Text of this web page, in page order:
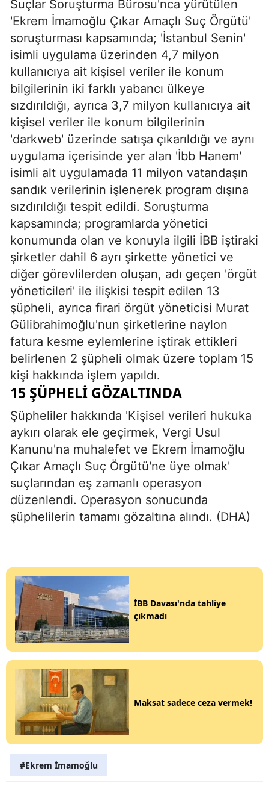
Suçlar Soruşturma Bürosu'nca yürütülen
'Ekrem İmamoğlu Çıkar Amaçlı Suç Örgütü'
soruşturması kapsamında; 'İstanbul Senin'
isimli uygulama üzerinden 4,7 milyon
kullanıcıya ait kişisel veriler ile konum
bilgilerinin iki farklı yabancı ülkeye
sızdırıldığı, ayrıca 3,7 milyon kullanıcıya ait
kişisel veriler ile konum bilgilerinin
'darkweb' üzerinde satışa çıkarıldığı ve aynı
uygulama içerisinde yer alan 'İbb Hanem'
isimli alt uygulamada 11 milyon vatandaşın
sandık verilerinin işlenerek program dışına
sızdırıldığı tespit edildi. Soruşturma
kapsamında; programlarda yönetici
konumunda olan ve konuyla ilgili İBB iştiraki
şirketler dahil 6 ayrı şirkette yönetici ve
diğer görevlilerden oluşan, adı geçen 'örgüt
yöneticileri' ile ilişkisi tespit edilen 13
şüpheli, ayrıca firari örgüt yöneticisi Murat
Gülibrahimoğlu'nun şirketlerine naylon
fatura kesme eylemlerine iştirak ettikleri
belirlenen 2 şüpheli olmak üzere toplam 15
kişi hakkında işlem yapıldı.
15 ŞÜPHELİ GÖZALTINDA
Şüpheliler hakkında 'Kişisel verileri hukuka
aykırı olarak ele geçirmek, Vergi Usul
Kanunu'na muhalefet ve Ekrem İmamoğlu
Çıkar Amaçlı Suç Örgütü'ne üye olmak'
suçlarından eş zamanlı operasyon
düzenlendi. Operasyon sonucunda
şüphelilerin tamamı gözaltına alındı. (DHA)
İBB Davası'nda tahliye
çıkmadı
Maksat sadece ceza vermek!
#Ekrem İmamoğlu